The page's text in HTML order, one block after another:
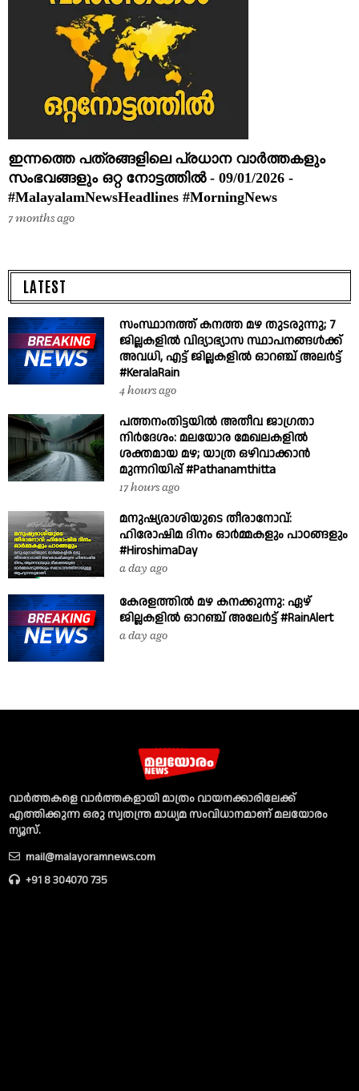
ഇന്നത്തെ പത്രങ്ങളിലെ പ്രധാന വാർത്തകളും
സംഭവങ്ങളും ഒറ്റ നോട്ടത്തിൽ - 09/01/2026 -
#MalayalamNewsHeadlines #MorningNews
7 months ago
LATEST
സംസ്ഥാനത്ത് കനത്ത മഴ തുടരുന്നു; 7
ജില്ലകളിൽ വിദ്യാഭ്യാസ സ്ഥാപനങ്ങൾക്ക്
അവധി, എട്ട് ജില്ലകളിൽ ഓറഞ്ച് അലർട്ട്
#KeralaRain
4 hours ago
പത്തനംതിട്ടയിൽ അതീവ ജാഗ്രതാ
നിർദേശം: മലയോര മേഖലകളിൽ
ശക്തമായ മഴ; യാത്ര ഒഴിവാക്കാൻ
മുന്നറിയിപ്പ് #Pathanamthitta
17 hours ago
മനുഷ്യരാശിയുടെ തീരാനോവ്:
ഹിരോഷിമ ദിനം ഓർമ്മകളും പാഠങ്ങളും
#HiroshimaDay
a day ago
കേരളത്തിൽ മഴ കനക്കുന്നു: ഏഴ്
ജില്ലകളിൽ ഓറഞ്ച് അലേർട്ട് #RainAlert
a day ago
വാര്‍ത്തകളെ വാര്‍ത്തകളായി മാത്രം വായനക്കാരിലേക്ക്
എത്തിക്കുന്ന ഒരു സ്വതന്ത്ര മാധ്യമ സംവിധാനമാണ് മലയോരം
ന്യൂസ്‌.
mail@malayoramnews.com
+91 8 304070 735